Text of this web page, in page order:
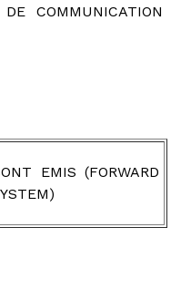
COMMUNICATION
EMIS (FORWARD